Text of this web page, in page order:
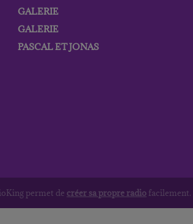
GALERIE
GALERIE
PASCAL ET JONAS
permet de créer sa propre radiofacilement.